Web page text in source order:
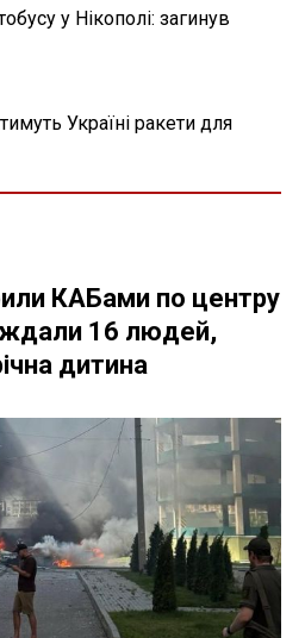
у Нікополі: загинув
Україні ракети для
КАБами по центру
16 людей,
дитина